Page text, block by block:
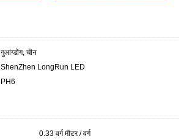
गुआंग्डोंग, चीन
ShenZhen LongRun LED
PH6
0.33 वर्ग मीटर / वर्ग